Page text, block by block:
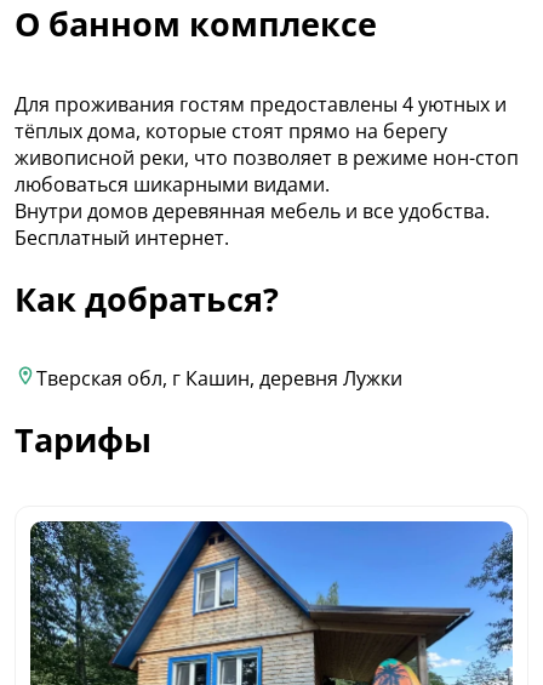
О банном комплексе
Для проживания гостям предоставлены 4 уютных и
тёплых дома, которые стоят прямо на берегу
живописной реки, что позволяет в режиме нон-стоп
любоваться шикарными видами.
Внутри домов деревянная мебель и все удобства.
Бесплатный интернет.
Как добраться?
Тверская обл, г Кашин, деревня Лужки
Тарифы